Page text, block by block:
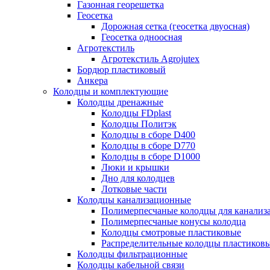
Газонная георешетка
Геосетка
Дорожная сетка (геосетка двуосная)
Геосетка одноосная
Агротекстиль
Агротекстиль Agrojutex
Бордюр пластиковый
Анкера
Колодцы и комплектующие
Колодцы дренажные
Колодцы FDplast
Колодцы Политэк
Колодцы в сборе D400
Колодцы в сборе D770
Колодцы в сборе D1000
Люки и крышки
Дно для колодцев
Лотковые части
Колодцы канализационные
Полимерпесчаные колодцы для
Полимерпесчаные конусы колодца
Колодцы смотровые пластиковые
Распределительные колодцы
Колодцы фильтрационные
Колодцы кабельной связи